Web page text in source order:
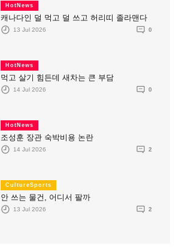
HotNews
캐나다인 덜 먹고 덜 쓰고 허리띠 졸라맨다
13 Jul 2026 0
HotNews
먹고 살기 힘든데 새차는 큰 부담
14 Jul 2026 0
HotNews
조성훈 장관 숙박비용 논란
14 Jul 2026 2
CultureSports
안 쓰는 물건, 어디서 팔까
13 Jul 2026 2